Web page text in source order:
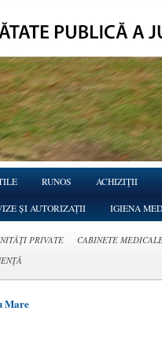
RUNOS ACHIZIŢII
ȘI AUTORIZAȚII IGIENA
PRIVATE CABINETE
Mare